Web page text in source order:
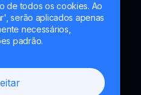
de todos os cookies. Ao
serão aplicados apenas
necessários,
padrão.